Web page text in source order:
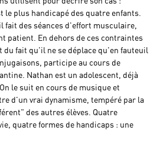
le plus handicapé des quatre enfants.
fait des séances d'effort musculaire,
patient. En dehors de ces contraintes
du fait qu'il ne se déplace qu'en fauteuil
participe au cours de
Nathan est un adolescent, déjà
le suit en cours de musique et
d'un vrai dynamisme, tempéré par la
des autres élèves. Quatre
quatre formes de handicaps : une